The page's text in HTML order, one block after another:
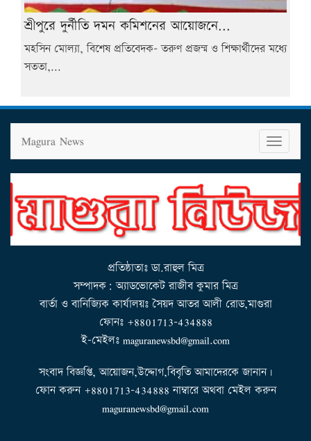
শ্রীপুরে দুর্নীতি দমন কমিশনের আয়োজনে...
মহসিন মোল্যা, বিশেষ প্রতিবেদক- তরুণ প্রজন্ম ও শিক্ষার্থীদের মধ্যে
সততা,...
T
o
g
g
l
n
g
a
t
i
o
n
Magura News
প্রতিষ্ঠাতাঃ ডা.রাহুল মিত্র
সম্পাদক: অ্যাডভোকেট রাজীব কুমার মিত্র
বার্তা ও বানিজ্যিক কার্যালয়ঃ সৈয়দ আতর আলী রোড,মাগুরা
ফোনঃ +8801713-434888
ই-মেইলঃ maguranewsbd@gmail.com
সংবাদ বিজ্ঞপ্তি, আয়োজন,উদ্দোগ,বিবৃতি আমাদেরকে জানান।
ফোন করুন +8801713-434888 নাম্বারে অথবা মেইল করুন
maguranewsbd@gmail.com